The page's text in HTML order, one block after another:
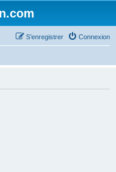
Connexion
S’enregistrer